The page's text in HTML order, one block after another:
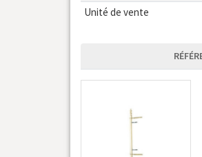
Unité de vente